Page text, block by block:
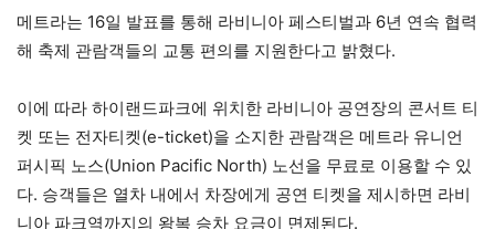
메트라는 16일 발표를 통해 라비니아 페스티벌과 6년 연속 협력
해 축제 관람객들의 교통 편의를 지원한다고 밝혔다.
이에 따라 하이랜드파크에 위치한 라비니아 공연장의 콘서트 티
켓 또는 전자티켓(e-ticket)을 소지한 관람객은 메트라 유니언
퍼시픽 노스(Union Pacific North) 노선을 무료로 이용할 수 있
다. 승객들은 열차 내에서 차장에게 공연 티켓을 제시하면 라비
니아 파크역까지의 왕복 승차 요금이 면제된다.